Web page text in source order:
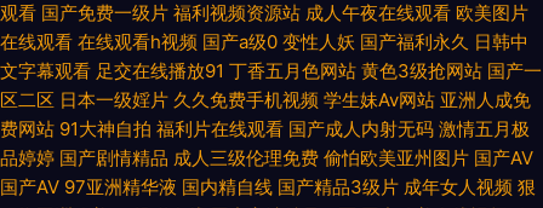
看 99热欧美麻豆 欧美穴穴 超碰碰碰aV 五月花成人视频 国产视频9 亚州综合
色图 久久国产伊人影院 激情综合啪 91传媒蜜桃 极品欧美 超碰青青草在线 影
音AV在线资源 九一福利社区 91次元黄色pc 免费观看91网站 97色久一本色
观看 国产免费一级片 福利视频资源站 成人午夜在线观看 欧美图片
在线观看 在线观看h视频 国产a级0 变性人妖 国产福利永久 日韩中
文字幕观看 足交在线播放91 丁香五月色网站 黄色3级抢网站 国产一
区二区 日本一级婬片 久久免费手机视频 学生妹Av网站 亚洲人成免
费网站 91大神自拍 福利片在线观看 国产成人内射无码 激情五月极
品婷婷 国产剧情精品 成人三级伦理免费 偷怕欧美亚州图片 国产AV
国产AV 97亚洲精华液 国内精自线 国产精品3级片 成年女人视频 狠